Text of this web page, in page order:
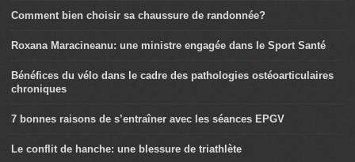
Comment bien choisir sa chaussure de randonnée?
Roxana Maracineanu: une ministre engagée dans le Sport Santé
Bénéfices du vélo dans le cadre des pathologies ostéoarticulaires
chroniques
7 bonnes raisons de s’entraîner avec les séances EPGV
Le conflit de hanche: une blessure de triathlète